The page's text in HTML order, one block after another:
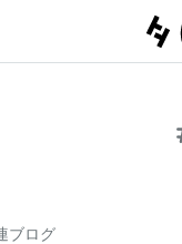
ブログ